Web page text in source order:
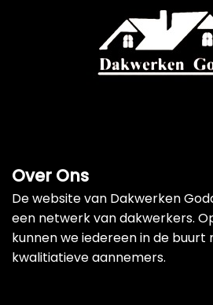
Over Ons
De website van Dakwerken
een netwerk van dakwerkers.
kunnen we iedereen in de
kwalitiatieve aannemers.